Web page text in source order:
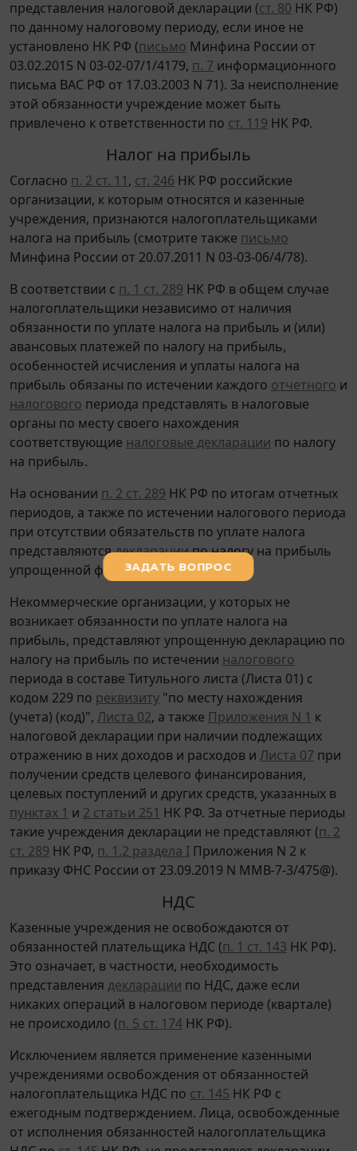
представления налоговой декларации (ст. 80 НК РФ)
по данному налоговому периоду, если иное не
установлено НК РФ (письмо Минфина России от
03.02.2015 N 03-02-07/1/4179, п. 7 информационного
письма ВАС РФ от 17.03.2003 N 71). За неисполнение
этой обязанности учреждение может быть
привлечено к ответственности по ст. 119 НК РФ.
Налог на прибыль
Согласно п. 2 ст. 11, ст. 246 НК РФ российские
организации, к которым относятся и казенные
учреждения, признаются налогоплательщиками
налога на прибыль (смотрите также письмо
Минфина России от 20.07.2011 N 03-03-06/4/78).
В соответствии с п. 1 ст. 289 НК РФ в общем случае
налогоплательщики независимо от наличия
обязанности по уплате налога на прибыль и (или)
авансовых платежей по налогу на прибыль,
особенностей исчисления и уплаты налога на
прибыль обязаны по истечении каждого отчетного и
налогового периода представлять в налоговые
органы по месту своего нахождения
соответствующие налоговые декларации по налогу
на прибыль.
На основании п. 2 ст. 289 НК РФ по итогам отчетных
периодов, а также по истечении налогового периода
при отсутствии обязательств по уплате налога
представляютсядекларациипо налогу на прибыль
упрощенной формы.
Некоммерческие организации, у которых не
возникает обязанности по уплате налога на
прибыль, представляют упрощенную декларацию по
налогу на прибыль по истечении налогового
периода в составе Титульного листа (Листа 01) с
кодом 229 по реквизиту "по месту нахождения
(учета) (код)", Листа 02, а также Приложения N 1 к
налоговой декларации при наличии подлежащих
отражению в них доходов и расходов и Листа 07 при
получении средств целевого финансирования,
целевых поступлений и других средств, указанных в
пунктах 1 и 2 статьи 251 НК РФ. За отчетные периоды
такие учреждения декларации не представляют (п. 2
ст. 289 НК РФ, п. 1.2 раздела I Приложения N 2 к
приказу ФНС России от 23.09.2019 N ММВ-7-3/475@).
НДС
Казенные учреждения не освобождаются от
обязанностей плательщика НДС (п. 1 ст. 143 НК РФ).
Это означает, в частности, необходимость
представления декларации по НДС, даже если
никаких операций в налоговом периоде (квартале)
не происходило (п. 5 ст. 174 НК РФ).
Исключением является применение казенными
учреждениями освобождения от обязанностей
налогоплательщика НДС по ст. 145 НК РФ с
ежегодным подтверждением. Лица, освобожденные
от исполнения обязанностей налогоплательщика